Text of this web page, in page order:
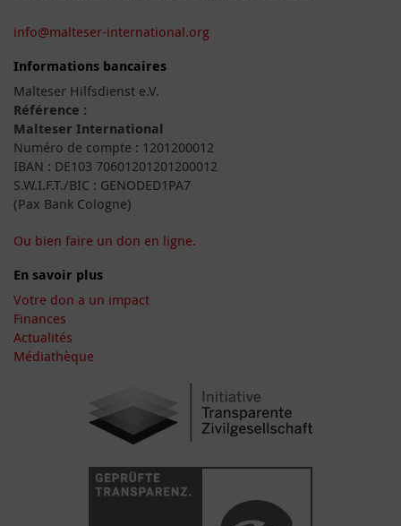
info@malteser-international.org
Informations bancaires
Malteser Hilfsdienst e.V.
Référence :
Malteser International
Numéro de compte : 1201200012
IBAN : DE103 70601201201200012
S.W.I.F.T./BIC : GENODED1PA7
(Pax Bank Cologne)
Ou bien faire un don en ligne.
En savoir plus
Votre don a un impact
Finances
Actualités
Médiathèque